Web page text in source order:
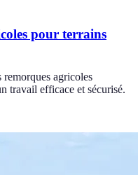
pour terrains
agricoles
travail efficace et sécurisé.